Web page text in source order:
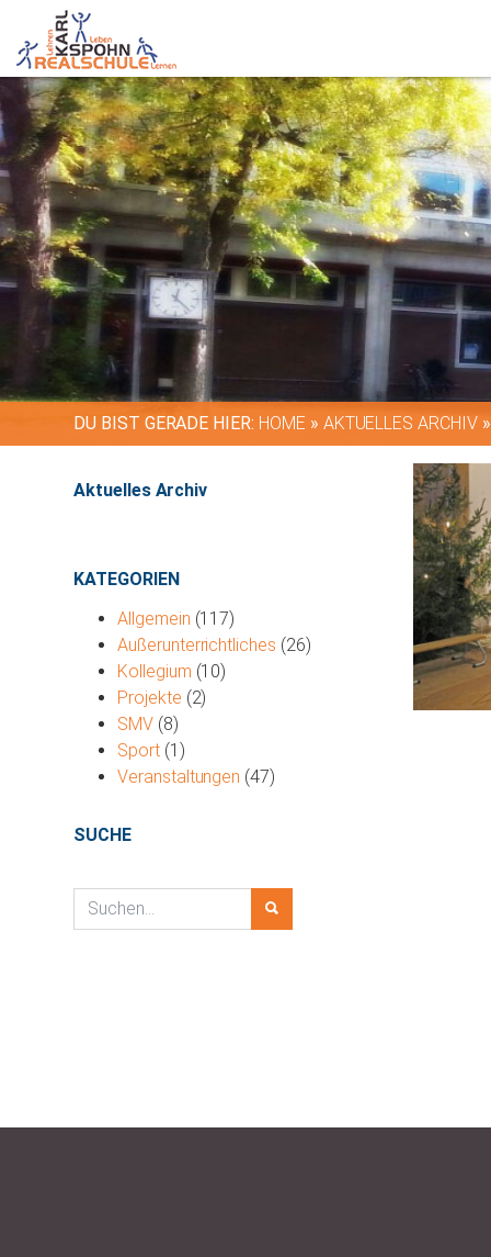
DU BIST GERADE HIER: HOME » AKTUELLES ARCHIV»
Aktuelles Archiv
KATEGORIEN
Allgemein (117)
Außerunterrichtliches (26)
Kollegium (10)
Projekte (2)
SMV(8)
Sport(1)
Veranstaltungen (47)
SUCHE